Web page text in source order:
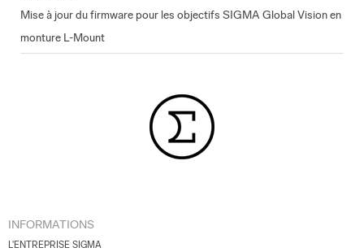
Mise à jour du firmware pour les objectifs SIGMA Global Vision en
monture L-Mount
INFORMATIONS
L'ENTREPRISE SIGMA